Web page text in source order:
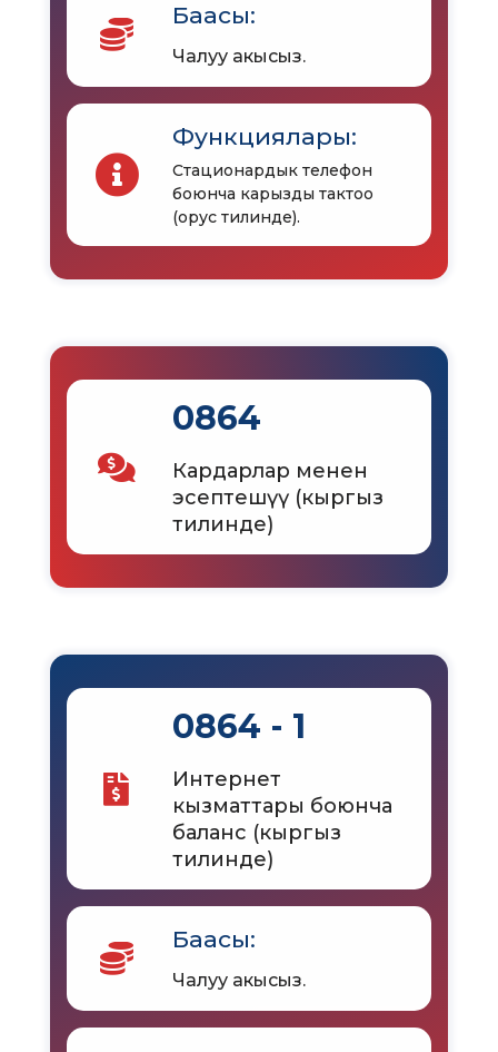
Баасы:
Чалуу акысыз.
Функциялары:
Стационардык телефон
боюнча карызды тактоо
(орус тилинде).
0864
Кардарлар менен
эсептешүү (кыргыз
тилинде)
0864 - 1
Интернет
кызматтары боюнча
баланс (кыргыз
тилинде)
Баасы:
Чалуу акысыз.